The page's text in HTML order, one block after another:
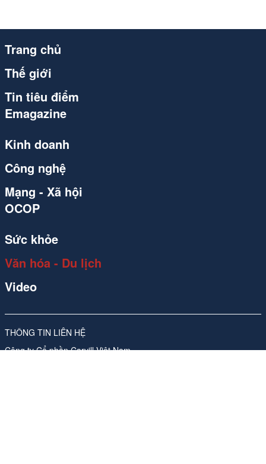
THÔNG TIN LIÊN HỆ
Công ty Cổ phần Carvill Việt Nam
Trang chủ
Thế giới
Tin tiêu điểm
Emagazine
Kinh doanh
Công nghệ
Mạng - Xã hội
OCOP
Sức khỏe
Văn hóa - Du lịch
Video